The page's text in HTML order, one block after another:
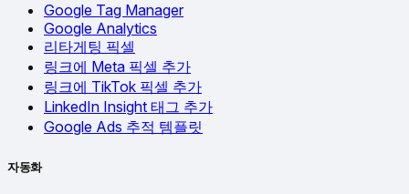
Google Tag Manager
Google Analytics
리타게팅 픽셀
링크에 Meta 픽셀 추가
링크에 TikTok 픽셀 추가
LinkedIn Insight 태그 추가
Google Ads 추적 템플릿
자동화